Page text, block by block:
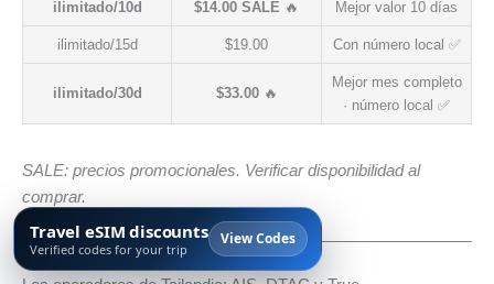
Travel eSIM discounts
Verified codes for your trip
View Codes
ilimitado/10d $14.00 SALE 🔥 Mejor valor 10 días
ilimitado/15d $19.00 Con número local ✅
ilimitado/30d $33.00🔥
Mejor mes completo
· número local ✅
SALE: precios promocionales. Verificar disponibilidad al
comprar.